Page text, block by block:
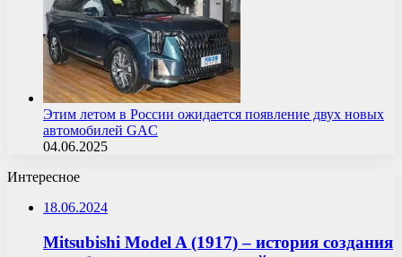
Этим летом в России ожидается появление двух новых
автомобилей GAC
04.06.2025
Интересное
18.06.2024
Mitsubishi Model A (1917) – история создания